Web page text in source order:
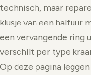
technisch, maar
klusje van een halfuur
een vervangende ring
verschilt per type
Op deze pagina